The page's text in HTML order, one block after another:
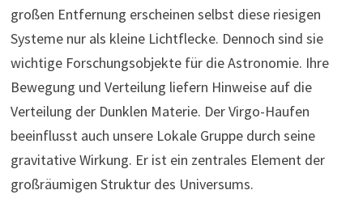
großen Entfernung erscheinen selbst diese riesigen
Systeme nur als kleine Lichtflecke. Dennoch sind sie
wichtige Forschungsobjekte für die Astronomie. Ihre
Bewegung und Verteilung liefern Hinweise auf die
Verteilung der Dunklen Materie. Der Virgo-Haufen
beeinflusst auch unsere Lokale Gruppe durch seine
gravitative Wirkung. Er ist ein zentrales Element der
großräumigen Struktur des Universums.